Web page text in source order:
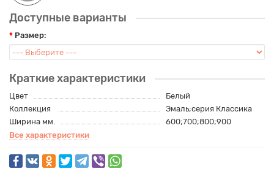
Доступные варианты
Размер:
Краткие характеристики
Цвет
Белый
Коллекция
Эмаль;серия Классика
Ширина мм.
600;700;800;900
Все характеристики